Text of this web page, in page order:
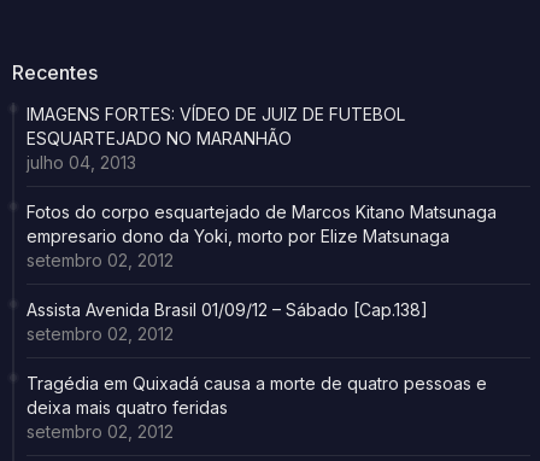
Recentes
IMAGENS FORTES: VÍDEO DE JUIZ DE FUTEBOL
ESQUARTEJADO NO MARANHÃO
julho 04, 2013
Fotos do corpo esquartejado de Marcos Kitano Matsunaga
empresario dono da Yoki, morto por Elize Matsunaga
setembro 02, 2012
Assista Avenida Brasil 01/09/12 – Sábado [Cap.138]
setembro 02, 2012
Tragédia em Quixadá causa a morte de quatro pessoas e
deixa mais quatro feridas
setembro 02, 2012